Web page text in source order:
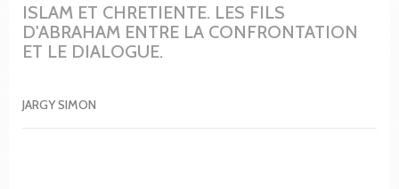
ISLAM ET CHRETIENTE. LES FILS
D'ABRAHAM ENTRE LA CONFRONTATION
ET LE DIALOGUE.
JARGY SIMON